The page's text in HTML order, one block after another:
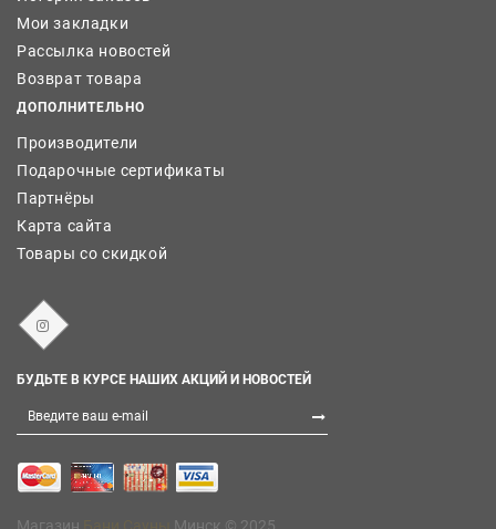
Мои закладки
Рассылка новостей
Возврат товара
ДОПОЛНИТЕЛЬНО
Производители
Подарочные сертификаты
Партнёры
Карта сайта
Товары со скидкой
БУДЬТЕ В КУРСЕ НАШИХ АКЦИЙ И НОВОСТЕЙ
Магазин Минск © 2025